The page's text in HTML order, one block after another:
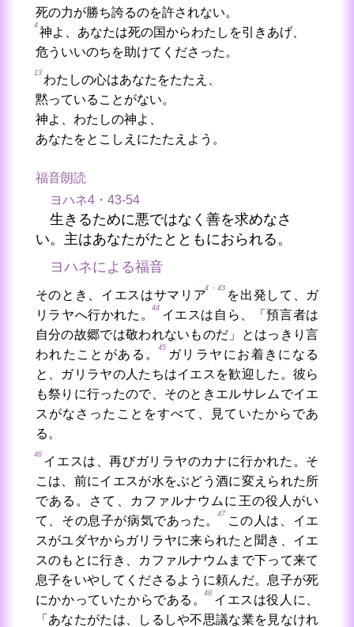
死の力が勝ち誇るのを許されない。
4
神よ、あなたは死の国からわたしを引きあげ、
危ういいのちを助けてくださった。
13
わたしの心はあなたをたたえ、
黙っていることがない。
神よ、わたしの神よ、
あなたをとこしえにたたえよう。
福音朗読
ヨハネ4・43-54
生きるために悪ではなく善を求めなさ
い。主はあなたがたとともにおられる。
ヨハネによる福音
そのとき、イエスはサマリア
4・43
を出発して、ガ
リラヤへ行かれた。
44
イエスは自ら、「預言者は
自分の故郷では敬われないものだ」とはっきり言
われたことがある。
45
ガリラヤにお着きになる
と、ガリラヤの人たちはイエスを歓迎した。彼ら
も祭りに行ったので、そのときエルサレムでイエ
スがなさったことをすべて、見ていたからであ
る。
46
イエスは、再びガリラヤのカナに行かれた。そ
こは、前にイエスが水をぶどう酒に変えられた所
である。さて、カファルナウムに王の役人がい
て、その息子が病気であった。
47
この人は、イエ
スがユダヤからガリラヤに来られたと聞き、イエ
スのもとに行き、カファルナウムまで下って来て
息子をいやしてくださるように頼んだ。息子が死
にかかっていたからである。
48
イエスは役人に、
「あなたがたは、しるしや不思議な業を見なけれ